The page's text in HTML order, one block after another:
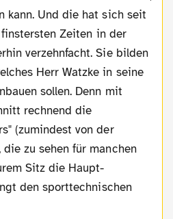
kann. Und die hat sich seit
Zeiten in der
verzehnfacht. Sie bilden
Herr Watzke in seine
sollen. Denn mit
rechnend die
(zumindest von der
die zu sehen für manchen
Sitz die Haupt-
den sporttechnischen